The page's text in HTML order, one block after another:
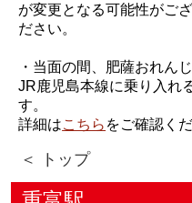
が変更となる可能性がご
ださい。
・当面の間、肥薩おれん
JR鹿児島本線に乗り入れ
す。
詳細はこちら をご確認くだ
＜ トップ